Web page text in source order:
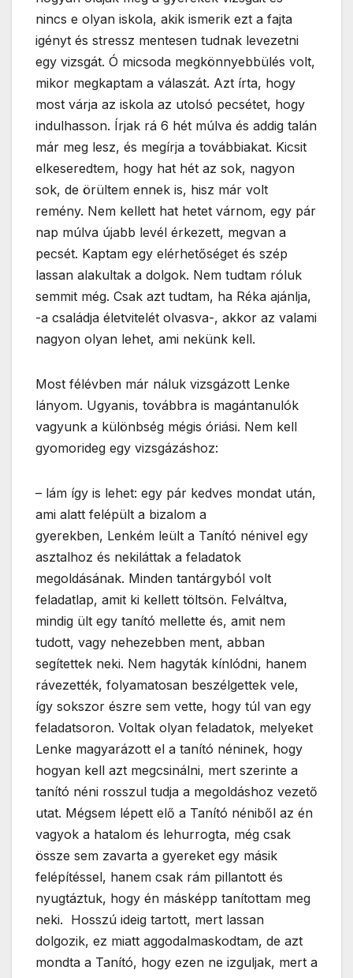
nincs e olyan iskola, akik ismerik ezt a fajta
igényt és stressz mentesen tudnak levezetni
egy vizsgát. Ó micsoda megkönnyebbülés volt,
mikor megkaptam a válaszát. Azt írta, hogy
most várja az iskola az utolsó pecsétet, hogy
indulhasson. Írjak rá 6 hét múlva és addig talán
már meg lesz, és megírja a továbbiakat. Kicsit
elkeseredtem, hogy hat hét az sok, nagyon
sok, de örültem ennek is, hisz már volt
remény. Nem kellett hat hetet várnom, egy pár
nap múlva újabb levél érkezett, megvan a
pecsét. Kaptam egy elérhetőséget és szép
lassan alakultak a dolgok. Nem tudtam róluk
semmit még. Csak azt tudtam, ha Réka ajánlja,
-a családja életvitelét olvasva-, akkor az valami
nagyon olyan lehet, ami nekünk kell.
Most félévben már náluk vizsgázott Lenke
lányom. Ugyanis, továbbra is magántanulók
vagyunk a különbség mégis óriási. Nem kell
gyomorideg egy vizsgázáshoz:
– lám így is lehet: egy pár kedves mondat után,
ami alatt felépült a bizalom a
gyerekben, Lenkém leült a Tanító nénivel egy
asztalhoz és nekiláttak a feladatok
megoldásának. Minden tantárgyból volt
feladatlap, amit ki kellett töltsön. Felváltva,
mindig ült egy tanító mellette és, amit nem
tudott, vagy nehezebben ment, abban
segítettek neki. Nem hagyták kínlódni, hanem
rávezették, folyamatosan beszélgettek vele,
így sokszor észre sem vette, hogy túl van egy
feladatsoron. Voltak olyan feladatok, melyeket
Lenke magyarázott el a tanító néninek, hogy
hogyan kell azt megcsinálni, mert szerinte a
tanító néni rosszul tudja a megoldáshoz vezető
utat. Mégsem lépett elő a Tanító néniből az én
vagyok a hatalom és lehurrogta, még csak
össze sem zavarta a gyereket egy másik
felépítéssel, hanem csak rám pillantott és
nyugtáztuk, hogy én másképp tanítottam meg
neki. Hosszú ideig tartott, mert lassan
dolgozik, ez miatt aggodalmaskodtam, de azt
mondta a Tanító, hogy ezen ne izguljak, mert a